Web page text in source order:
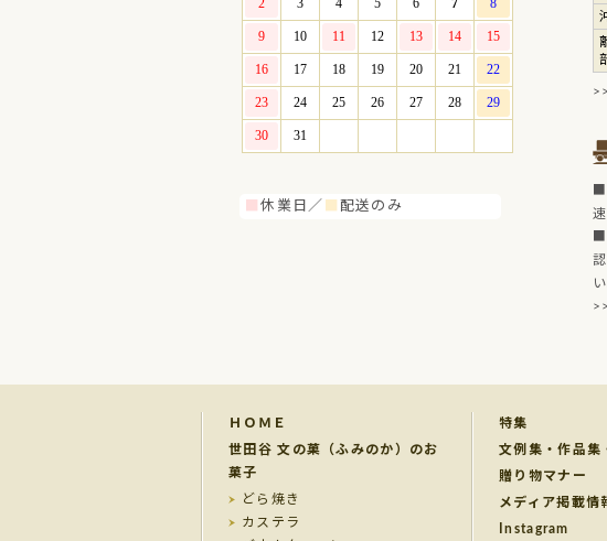
■休業日／ 配送のみ
い
ＨＯＭＥ
世田谷 文の菓（ふみのか）のお
菓子
どら焼き
カステラ
特集
文例集・作品集
贈り物マナー
メディア掲載情
Instagram